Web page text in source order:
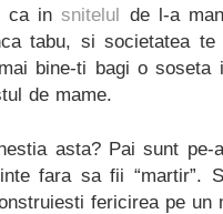
ca in snitelul de l-a
tabu, si societatea
bine-ti bagi o soseta
de mame.
asta? Pai sunt pe-
fara sa fii “martir”.
fericirea pe un